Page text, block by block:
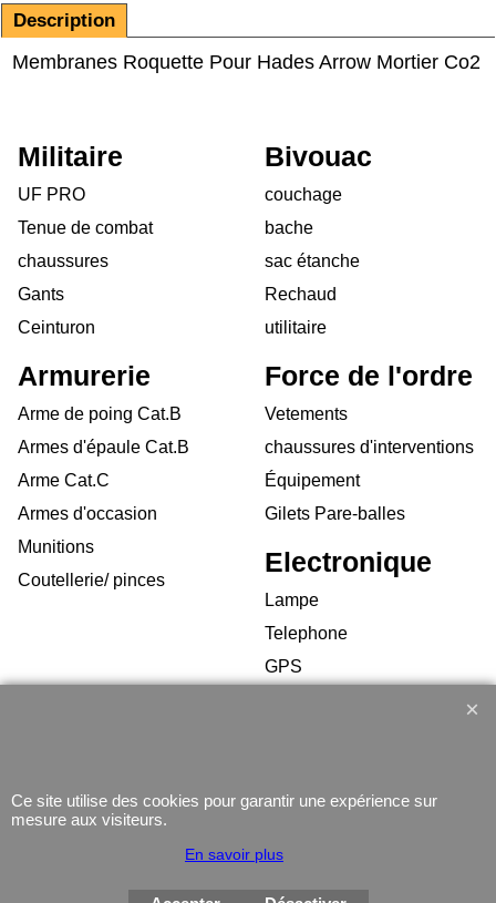
Description
Membranes Roquette Pour Hades Arrow Mortier Co2
Militaire
UF PRO
Tenue de combat
chaussures
Gants
Ceinturon
Bivouac
couchage
bache
sac étanche
Rechaud
utilitaire
Armurerie
Arme de poing Cat.B
Armes d'épaule Cat.B
Arme Cat.C
Armes d'occasion
Munitions
Coutellerie/ pinces
Force de l'ordre
Vetements
chaussures d'interventions
Équipement
Gilets Pare-balles
Electronique
Lampe
Telephone
GPS
Boutique en ligne créés
Ce site utilise des cookies pour garantir une expérience sur
mesure aux visiteurs.
En savoir plus